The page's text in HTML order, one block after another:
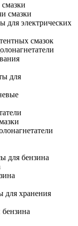
смазки
для электрических
смазок
для
для бензина
для хранения
бензина